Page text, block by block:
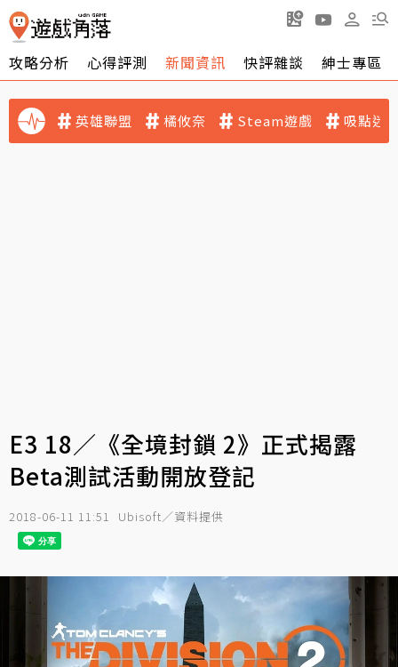
攻略分析 心得評測 新聞資訊 快評雜談 紳士專區
英雄聯盟 橘攸奈 Steam遊戲 吸點迷
E3 18／《全境封鎖 2》正式揭露
Beta測試活動開放登記
2018-06-11 11:51 Ubisoft／資料提供